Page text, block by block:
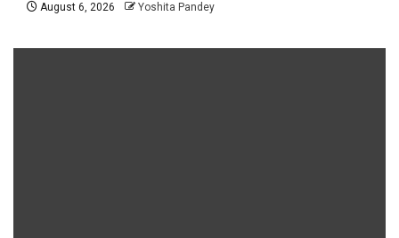
August 6, 2026 Yoshita Pandey